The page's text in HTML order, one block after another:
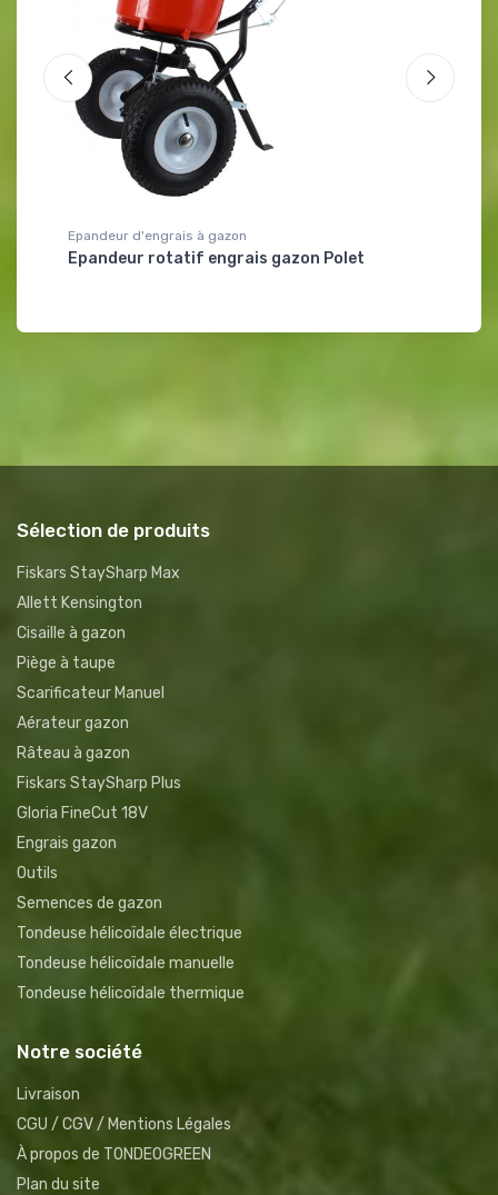
Epandeur d'engrais à gazon
Epandeur rotatif engrais gazon Polet
Sélection de produits
Fiskars StaySharp Max
Allett Kensington
Cisaille à gazon
Piège à taupe
Scarificateur Manuel
Aérateur gazon
Râteau à gazon
Fiskars StaySharp Plus
Gloria FineCut 18V
Engrais gazon
Outils
Semences de gazon
Tondeuse hélicoïdale électrique
Tondeuse hélicoïdale manuelle
Tondeuse hélicoïdale thermique
Notre société
Livraison
CGU / CGV / Mentions Légales
À propos de TONDEOGREEN
Plan du site